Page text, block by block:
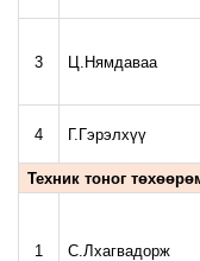
3 Ц.Нямдаваа
4 Г.Гэрэлхүү
Техник тоног
1 С.Лхагвадорж